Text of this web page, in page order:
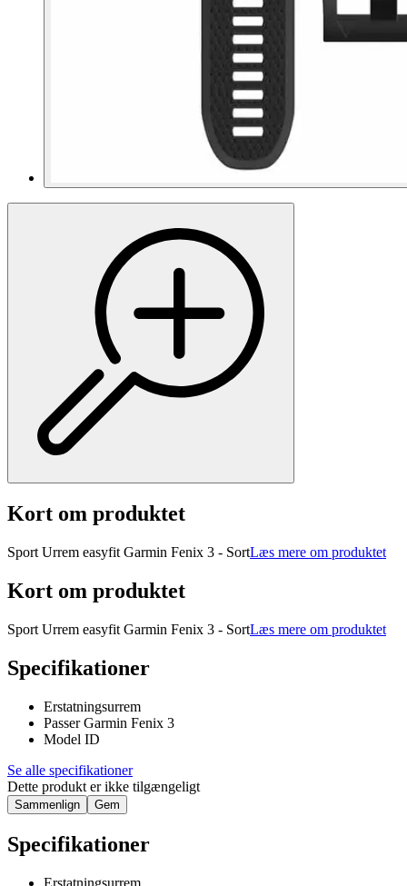
Kort om produktet
Sport Urrem easyfit Garmin Fenix 3 - SortLæs mere om produktet
Kort om produktet
Sport Urrem easyfit Garmin Fenix 3 - SortLæs mere om produktet
Specifikationer
Erstatningsurrem
Passer Garmin Fenix 3
Model ID
Se alle specifikationer
Dette produkt er ikke tilgængeligt
Sammenlign Gem
Specifikationer
Erstatningsurrem